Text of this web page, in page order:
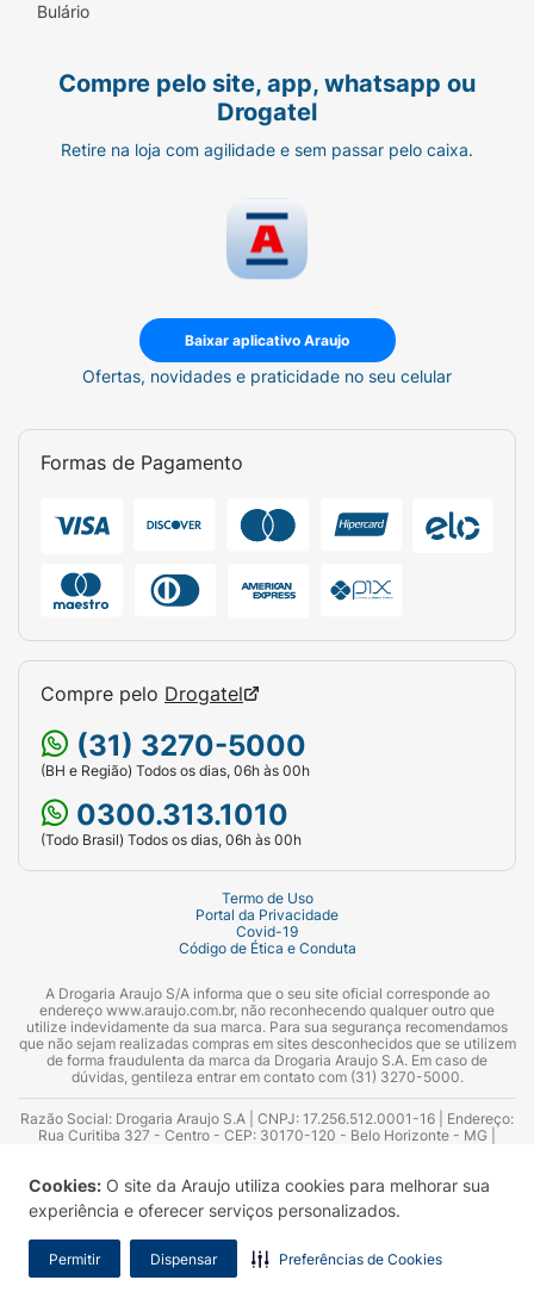
Cookies: O site da Araujo utiliza cookies para melhorar sua
experiência e oferecer serviços personalizados.
Permitir Dispensar Preferências de Cookies
Bulário
Compre pelo site, app, whatsapp ou
Drogatel
Retire na loja com agilidade e sem passar pelo caixa.
Baixar aplicativo Araujo
Ofertas, novidades e praticidade no seu celular
Formas de Pagamento
Compre pelo Drogatel
(31) 3270-5000
(BH e Região) Todos os dias, 06h às 00h
0300.313.1010
(Todo Brasil) Todos os dias, 06h às 00h
Termo de Uso
Portal da Privacidade
Covid-19
Código de Ética e Conduta
A Drogaria Araujo S/A informa que o seu site oficial corresponde ao
endereço www.araujo.com.br, não reconhecendo qualquer outro que
utilize indevidamente da sua marca. Para sua segurança recomendamos
que não sejam realizadas compras em sites desconhecidos que se utilizem
de forma fraudulenta da marca da Drogaria Araujo S.A. Em caso de
dúvidas, gentileza entrar em contato com (31) 3270-5000.
Razão Social: Drogaria Araujo S.A | CNPJ: 17.256.512.0001-16 | Endereço:
Rua Curitiba 327 - Centro - CEP: 30170-120 - Belo Horizonte - MG |
Azevedo Guimarães – CRF 10.965 | Yasmin Silva Alvarenga – CRF 52.584 -
Consultor substituto: Thiago Aguiar Pinheiro - CRF Nº 13.748. Alvará
Sanitário: 2025020713 | Autorização de Funcionamento da Empresa (AFE):